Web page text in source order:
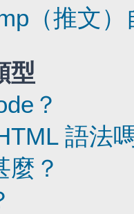
（推文
型
？
語法
麼？